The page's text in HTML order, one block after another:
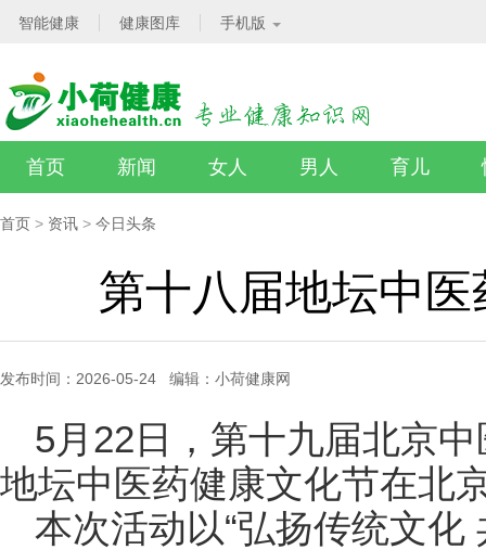
智能健康 健康图库 手机版
首页 新闻 女人 男人 育儿
首页 > 资讯 > 今日头条
第十八届地坛中
发布时间：2026-05-24 编辑：小荷健康网
5月22日，第十九届北京
地坛中医药健康文化节在北
本次活动以“弘扬传统文